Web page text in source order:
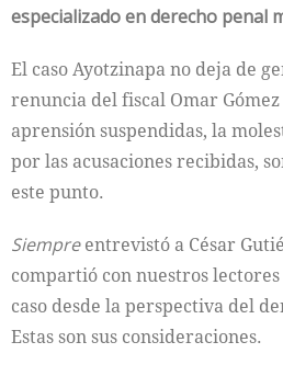
especializado en derecho penal
El caso Ayotzinapa no deja de
renuncia del fiscal Omar
aprensión suspendidas, la
por las acusaciones recibidas,
este punto.
Siempreentrevistó a César
compartió con nuestros
caso desde la perspectiva del
Estas son sus consideraciones.